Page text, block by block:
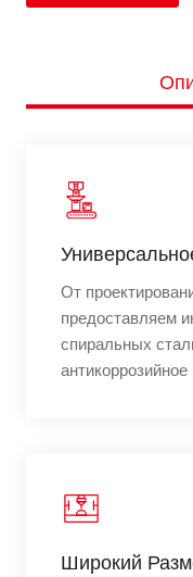
От
предоставляем
спиральных
Широкий